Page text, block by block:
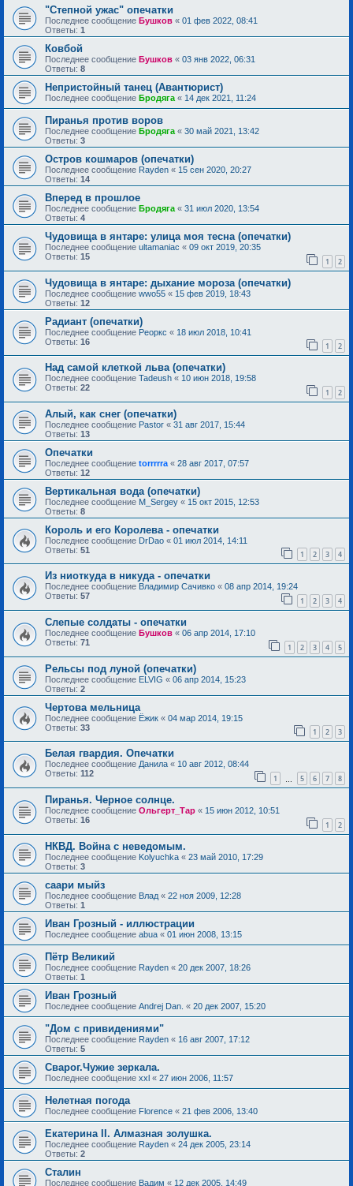
"Степной ужас" опечатки
Последнее сообщение Бушков « 01 фев 2022, 08:41
Ответы: 1
Ковбой
Последнее сообщение Бушков « 03 янв 2022, 06:31
Ответы: 8
Непристойный танец (Авантюрист)
Последнее сообщение Бродяга « 14 дек 2021, 11:24
Пиранья против воров
Последнее сообщение Бродяга « 30 май 2021, 13:42
Ответы: 3
Остров кошмаров (опечатки)
Последнее сообщение Rayden « 15 сен 2020, 20:27
Ответы: 14
Вперед в прошлое
Последнее сообщение Бродяга « 31 июл 2020, 13:54
Ответы: 4
Чудовища в янтаре: улица моя тесна (опечатки)
Последнее сообщение ultamaniac « 09 окт 2019, 20:35
Ответы: 15 1 2
Чудовища в янтаре: дыхание мороза (опечатки)
Последнее сообщение wwo55 « 15 фев 2019, 18:43
Ответы: 12
Радиант (опечатки)
Последнее сообщение Реоркс « 18 июл 2018, 10:41
Ответы: 16 1 2
Над самой клеткой льва (опечатки)
Последнее сообщение Tadeush « 10 июн 2018, 19:58
Ответы: 22 1 2
Алый, как снег (опечатки)
Последнее сообщение Pastor « 31 авг 2017, 15:44
Ответы: 13
Опечатки
Последнее сообщение torrrrra « 28 авг 2017, 07:57
Ответы: 12
Вертикальная вода (опечатки)
Последнее сообщение M_Sergey « 15 окт 2015, 12:53
Ответы: 8
Король и его Королева - опечатки
Последнее сообщение DrDao « 01 июл 2014, 14:11
Ответы: 51 1 2 3 4
Из ниоткуда в никуда - опечатки
Последнее сообщение Владимир Сачивко « 08 апр 2014, 19:24
Ответы: 57 1 2 3 4
Слепые солдаты - опечатки
Последнее сообщение Бушков « 06 апр 2014, 17:10
Ответы: 71 1 2 3 4 5
Рельсы под луной (опечатки)
Последнее сообщение ELVIG « 06 апр 2014, 15:23
Ответы: 2
Чертова мельница
Последнее сообщение Ёжик « 04 мар 2014, 19:15
Ответы: 33 1 2 3
Белая гвардия. Опечатки
Последнее сообщение Данила « 10 авг 2012, 08:44
Ответы: 112 1 5 6 7 8
Пиранья. Черное солнце.
Последнее сообщение Ольгерт_Тар « 15 июн 2012, 10:51
Ответы: 16 1 2
НКВД. Война с неведомым.
Последнее сообщение Kolyuchka « 23 май 2010, 17:29
Ответы: 3
саари мыйз
Последнее сообщение Влад « 22 ноя 2009, 12:28
Ответы: 1
Иван Грозный - иллюстрации
Последнее сообщение abua « 01 июн 2008, 13:15
Пётр Великий
Последнее сообщение Rayden « 20 дек 2007, 18:26
Ответы: 1
Иван Грозный
Последнее сообщение Andrej Dan. « 20 дек 2007, 15:20
"Дом с привидениями"
Последнее сообщение Rayden « 16 авг 2007, 17:12
Ответы: 5
Сварог.Чужие зеркала.
Последнее сообщение xxl « 27 июн 2006, 11:57
Нелетная погода
Последнее сообщение Florence « 21 фев 2006, 13:40
Екатерина II. Алмазная золушка.
Последнее сообщение Rayden « 24 дек 2005, 23:14
Ответы: 2
Сталин
Последнее сообщение Вадим « 12 дек 2005, 14:49